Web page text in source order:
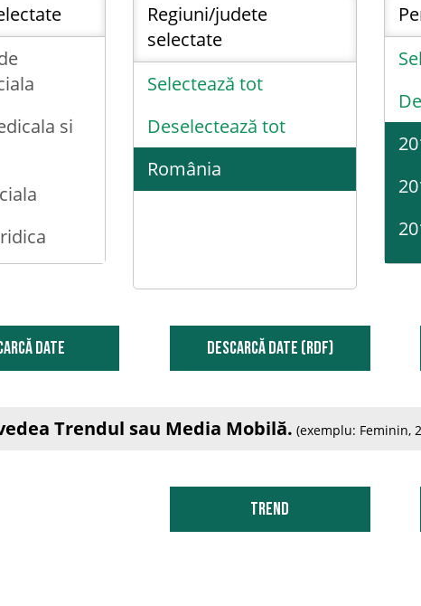
si
Regiuni/judete
selectate
Selectează tot
Deselectează tot
România
DATE DESCARCĂ DATE (RDF)
Trendul sau Media Mobilă. (exemplu: Feminin,
Trend